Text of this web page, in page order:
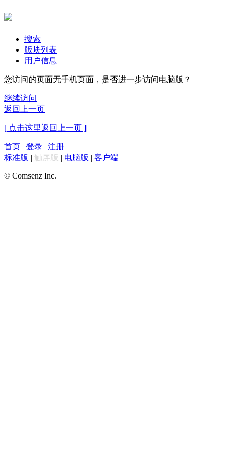
搜索
版块列表
用户信息
您访问的页面无手机页面，是否进一步访问电脑版？
继续访问
返回上一页
[ 点击这里返回上一页 ]
首页 | 登录 | 注册
标准版 | 触屏版 | 电脑版 | 客户端
© Comsenz Inc.